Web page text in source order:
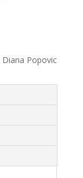
Diana Popovic